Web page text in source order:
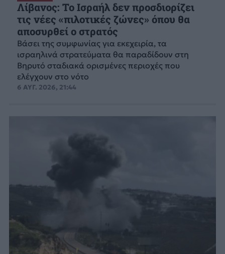
Λίβανος: Το Ισραήλ δεν προσδιορίζει
τις νέες «πιλοτικές ζώνες» όπου θα
αποσυρθεί ο στρατός
Βάσει της συμφωνίας για εκεχειρία, τα
ισραηλινά στρατεύματα θα παραδίδουν στη
Βηρυτό σταδιακά ορισμένες περιοχές που
ελέγχουν στο νότο
6 ΑΥΓ. 2026, 21:44